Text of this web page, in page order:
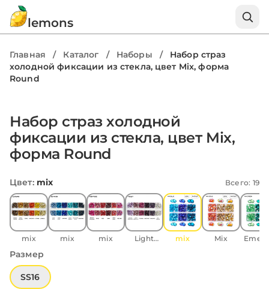
lemons
Главная / Каталог / Наборы /
Набор страз
холодной фиксации из стекла, цвет Mix, форма
Round
Набор страз холодной
фиксации из стекла, цвет Mix,
форма Round
Цвет: mix Всего: 19
mix mix mix
Light
mix Mix
Размер
SS16